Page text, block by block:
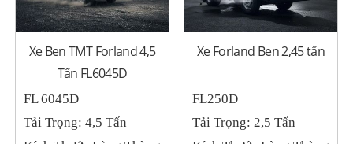
Xe Ben TMT Forland 4,5
Tấn FL6045D
FL 6045D
Tải Trọng: 4,5 Tấn
Xe Forland Ben 2,45 tấn
FL250D
Tải Trọng: 2,5 Tấn